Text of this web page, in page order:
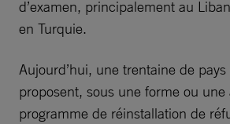
d’examen, principalement au
en Turquie.
Aujourd’hui, une trentaine de
proposent, sous une forme ou une
programme de réinstallation de